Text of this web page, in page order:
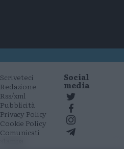
Scriveteci
Redazione
Rss/xml
Pubblicità
Privacy Policy
Cookie Policy
Comunicati
Social
media